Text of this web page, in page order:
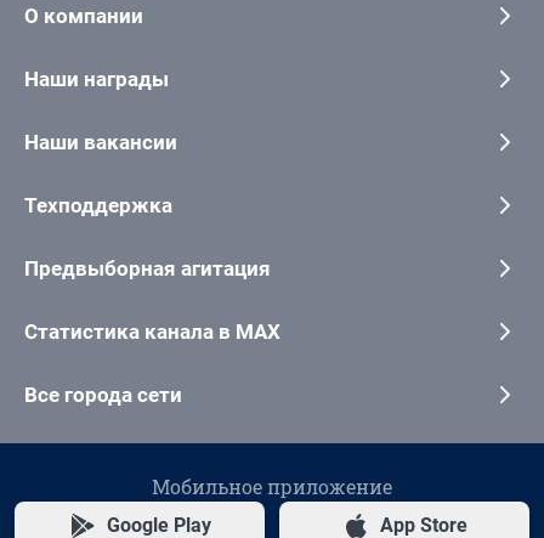
О компании
Наши награды
Наши вакансии
Техподдержка
Предвыборная агитация
Статистика канала в MAX
Все города сети
Мобильное приложение
Google Play App Store